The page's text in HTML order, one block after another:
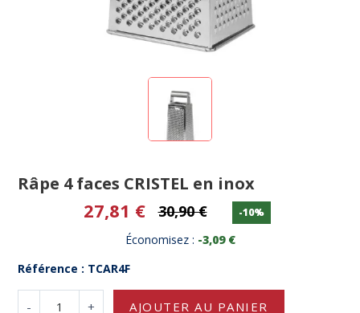
Râpe 4 faces CRISTEL en inox
27,81 € 30,90 € -10%
Économisez : -3,09 €
Référence : TCAR4F
- + AJOUTER AU PANIER